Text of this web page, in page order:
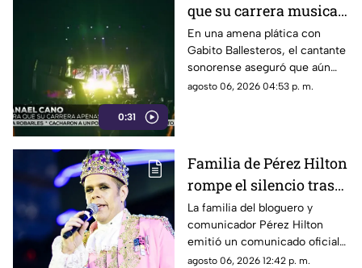
0:31
que su carrera musical
apenas está
empezando
En una amena plática con
Gabito Ballesteros, el cantante
sonorense aseguró que aún
tiene un largo camino por
agosto 06, 2026 04:53 p. m.
Familia de Pérez Hilton
rompe el silencio tras
incidente en vivo
La familia del bloguero y
comunicador Pérez Hilton
emitió un comunicado oficial
para agradecer las muestras de
agosto 06, 2026 12:42 p. m.